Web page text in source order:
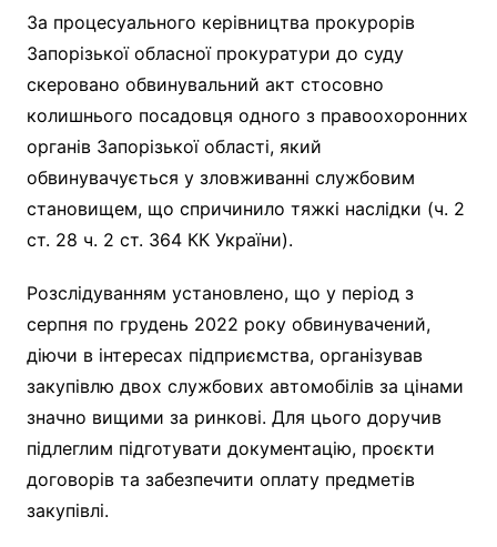
За процесуального керівництва прокурорів
Запорізької обласної прокуратури до суду
скеровано обвинувальний акт стосовно
колишнього посадовця одного з правоохоронних
органів Запорізької області, який
обвинувачується у зловживанні службовим
становищем, що спричинило тяжкі наслідки (ч. 2
ст. 28 ч. 2 ст. 364 КК України).
Розслідуванням установлено, що у період з
серпня по грудень 2022 року обвинувачений,
діючи в інтересах підприємства, організував
закупівлю двох службових автомобілів за цінами
значно вищими за ринкові. Для цього доручив
підлеглим підготувати документацію, проєкти
договорів та забезпечити оплату предметів
закупівлі.